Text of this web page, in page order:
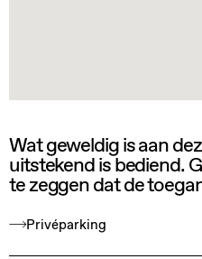
Wat geweldig is aan
uitstekend is bediend.
te zeggen dat de
Privéparking